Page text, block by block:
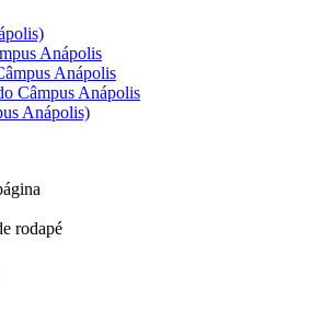
Anápolis
Anápolis
Câmpus Anápolis
Anápolis)
rodapé